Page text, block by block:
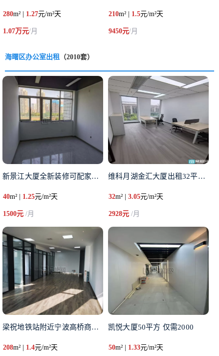
280m² | 1.27元/m²天
1.07万元/月
210m² | 1.5元/m²天
9450元/月
海曙区办公室出租 （2010套）
新景江大厦全新装修可配家具出租
40m² | 1.25元/m²天
1500元 /月
维科月湖金汇大厦出租32平包水
32m² |3.05元/m²天
2928元/月
梁祝地铁站附近宁波高桥商会B座
208m² | 1.4元/m²天
凯悦大厦50平方 仅需2000
50m² | 1.33元/m²天